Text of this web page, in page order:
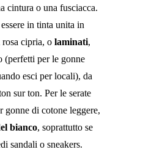
cintura o una fusciacca.
in tinta unita in
cipria, o laminati,
(perfetti per le gonne
esci per locali), da
sur ton. Per le serate
gonne di cotone leggere,
bianco, soprattutto se
sandali o sneakers.